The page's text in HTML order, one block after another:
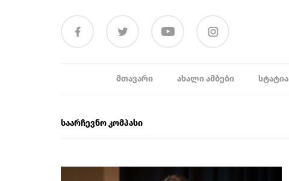
ᲛᲗᲐᲕᲐᲠᲘ ᲐᲮᲐᲚᲘ ᲐᲛᲑᲔᲑᲘ ᲡᲢᲐᲢᲘᲐ
საარჩევნო კომპასი